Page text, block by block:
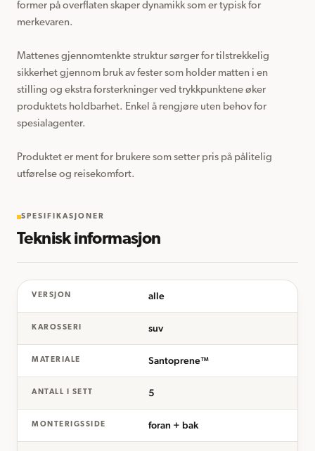
former på overflaten skaper dynamikk som er typisk for
merkevaren.
Mattenes gjennomtenkte struktur sørger for tilstrekkelig
sikkerhet gjennom bruk av fester som holder matten i en
stilling og ekstra forsterkninger ved trykkpunktene øker
produktets holdbarhet. Enkel å rengjøre uten behov for
spesialagenter.
Produktet er ment for brukere som setter pris på pålitelig
utførelse og reisekomfort.
SPESIFIKASJONER
Teknisk informasjon
VERSJON alle
KAROSSERI suv
MATERIALE Santoprene™
ANTALL I SETT 5
MONTERIGSSIDE foran + bak